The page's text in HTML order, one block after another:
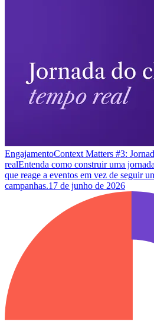
EngajamentoContext Matters #3:
realEntenda como construir uma
que reage a eventos em vez de seguir
campanhas.17 de junho de 2026